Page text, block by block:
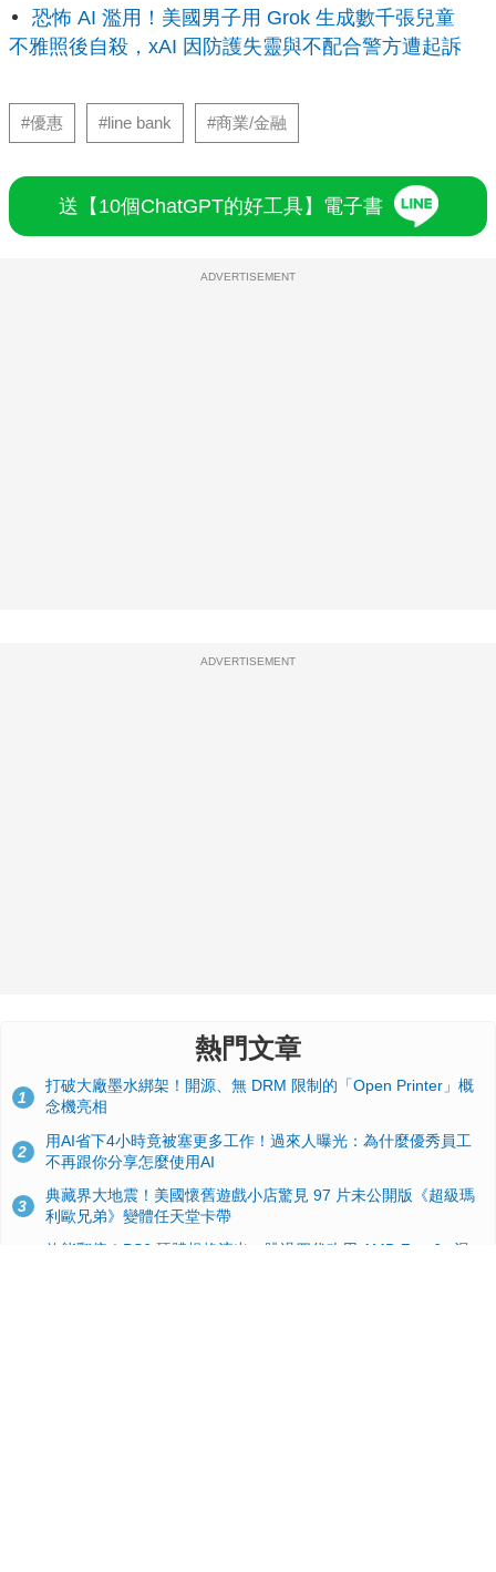
恐怖 AI 濫用！美國男子用 Grok 生成數千張兒童
不雅照後自殺，xAI 因防護失靈與不配合警方遭起訴
#優惠 #line bank #商業/金融
送【10個ChatGPT的好工具】電子書
ADVERTISEMENT
ADVERTISEMENT
熱門文章
1
打破大廠墨水綁架！開源、無 DRM 限制的「Open Printer」概
念機亮相
2
用AI省下4小時竟被塞更多工作！過來人曝光：為什麼優秀員工
不再跟你分享怎麼使用AI
3
典藏界大地震！美國懷舊遊戲小店驚見 97 片未公開版《超級瑪
利歐兄弟》變體任天堂卡帶
效能翻倍！PS6 硬體規格流出：跳過四代改用 AMD Zen 6c 混